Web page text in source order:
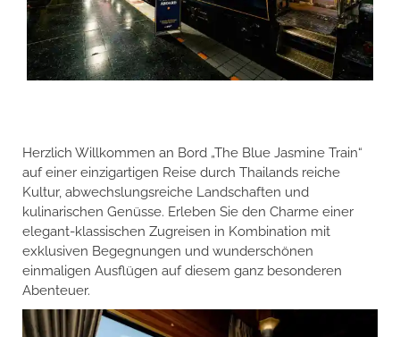
Herzlich Willkommen an Bord „The Blue Jasmine Train“
auf einer einzigartigen Reise durch Thailands reiche
Kultur, abwechslungsreiche Landschaften und
kulinarischen Genüsse. Erleben Sie den Charme einer
elegant-klassischen Zugreisen in Kombination mit
exklusiven Begegnungen und wunderschönen
einmaligen Ausflügen auf diesem ganz besonderen
Abenteuer.